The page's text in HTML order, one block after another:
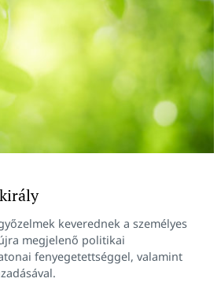
keverednek a személyes
megjelenő politikai
fenyegetettséggel, valamint